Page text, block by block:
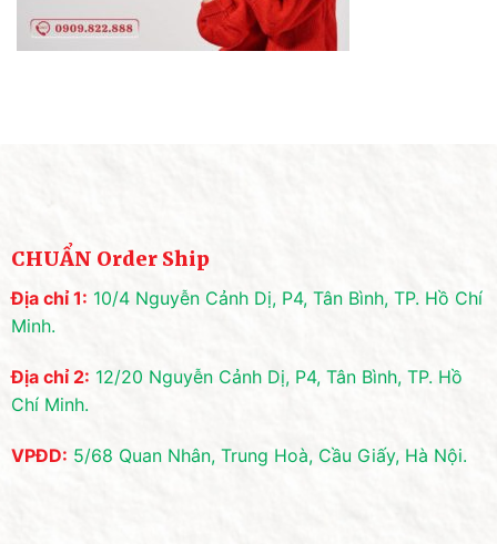
CHUẨN Order Ship
Địa chỉ 1: 10/4 Nguyễn Cảnh Dị, P4, Tân Bình, TP. Hồ Chí
Minh.
Địa chỉ 2: 12/20 Nguyễn Cảnh Dị, P4, Tân Bình, TP. Hồ
Chí Minh.
VPĐD: 5/68 Quan Nhân, Trung Hoà, Cầu Giấy, Hà Nội.